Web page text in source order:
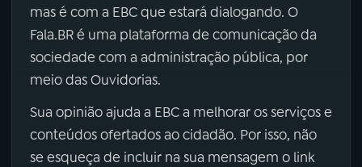
mas é com a EBC que estará dialogando. O
Fala.BR é uma plataforma de comunicação da
sociedade com a administração pública, por
meio das Ouvidorias.
Sua opinião ajuda a EBC a melhorar os serviços e
conteúdos ofertados ao cidadão. Por isso, não
se esqueça de incluir na sua mensagem o link